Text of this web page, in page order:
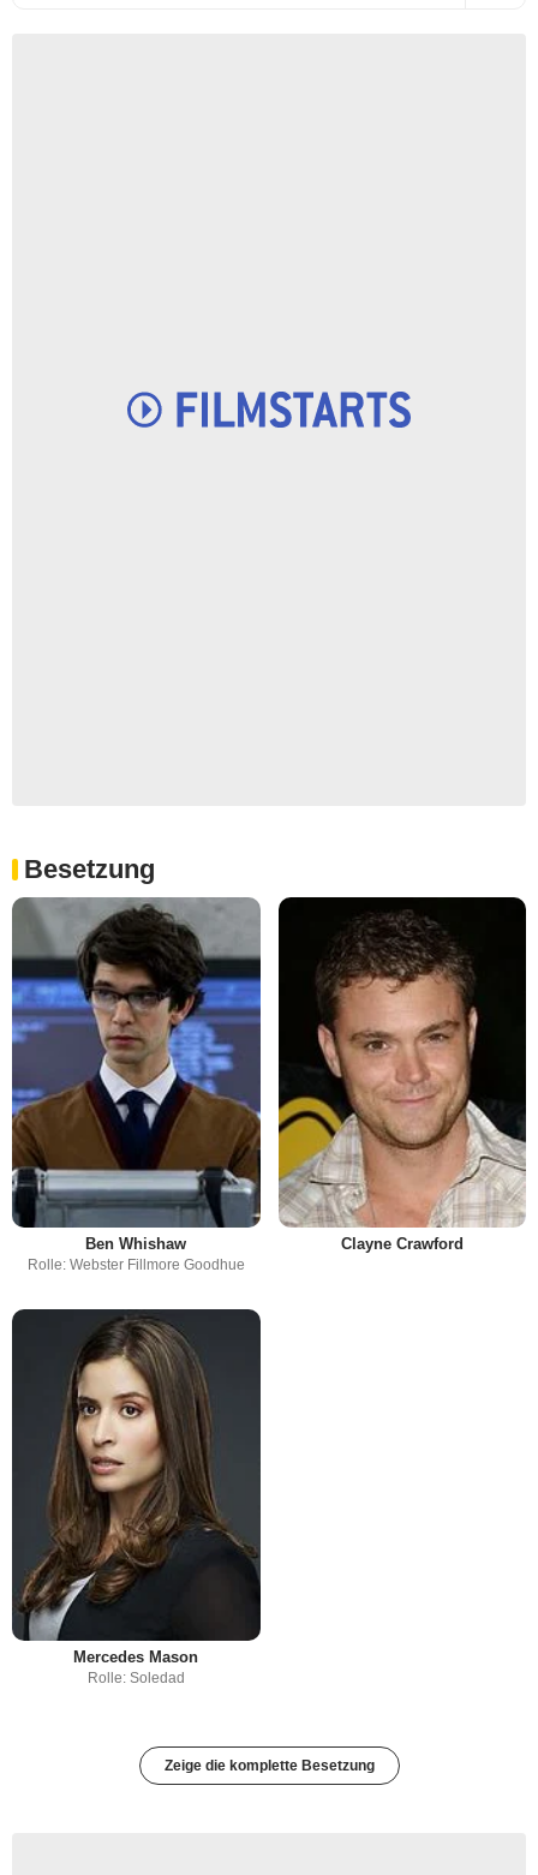
Besetzung
Ben Whishaw
Rolle: Webster Fillmore Goodhue
Clayne Crawford
Mercedes Mason
Rolle: Soledad
Zeige die komplette Besetzung